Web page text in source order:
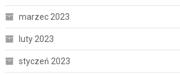
marzec 2023
luty 2023
styczeń 2023